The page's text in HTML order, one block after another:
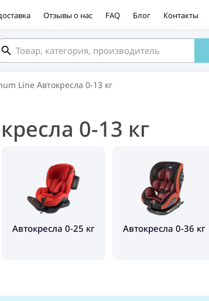
Отзывы о нас FAQ Блог Контакты
Line Автокресла 0-13 кг
0-13 кг
Автокресла 0-25 кг Автокресла 0-36 кг